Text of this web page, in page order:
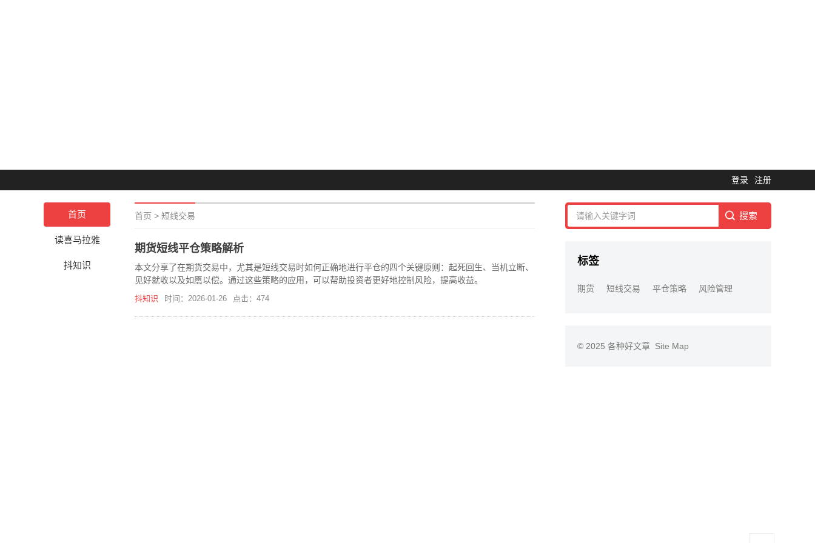
登录 注册
首页
读喜马拉雅
抖知识
首页 > 短线交易
期货短线平仓策略解析
本文分享了在期货交易中，尤其是短线交易时如何正确地进行平仓的四个关键原则：起死回生、当机立断、
见好就收以及如愿以偿。通过这些策略的应用，可以帮助投资者更好地控制风险，提高收益。
抖知识 时间：2026-01-26 点击：474
标签
期货 短线交易 平仓策略 风险管理
© 2025 各种好文章 Site Map